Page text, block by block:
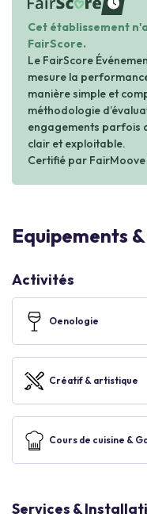
waiting
Cet établissement
FairScore.
Le FairScore
mesure la
manière simple et
méthodologie
engagements parfois
clair et exploitable.
Certifié par FairMoove
Equipements
Activités
Oenologie
Créatif & artistique
Cours de cuisine &
Services &